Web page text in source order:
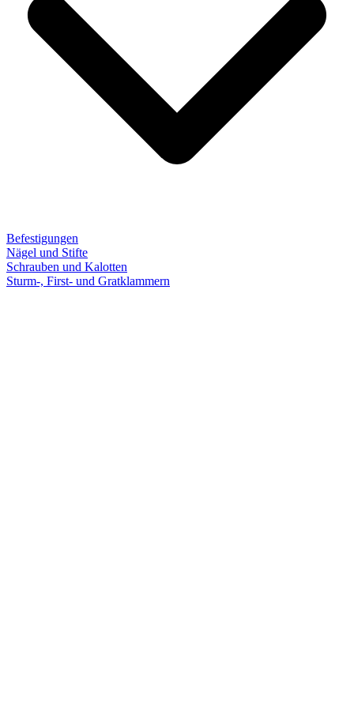
Befestigungen
Nägel und Stifte
Schrauben und Kalotten
Sturm-, First- und Gratklammern